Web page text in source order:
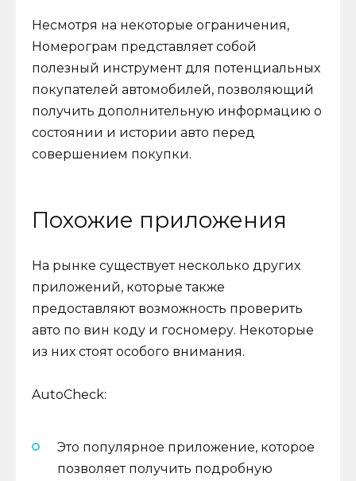
Несмотря на некоторые ограничения,
Номерограм представляет собой
полезный инструмент для потенциальных
покупателей автомобилей, позволяющий
получить дополнительную информацию о
состоянии и истории авто перед
совершением покупки.
Похожие приложения
На рынке существует несколько других
приложений, которые также
предоставляют возможность проверить
авто по вин коду и госномеру. Некоторые
из них стоят особого внимания.
AutoCheck:
Это популярное приложение, которое
позволяет получить подробную